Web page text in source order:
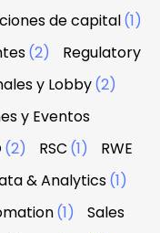
de capital(1)
(2)
Regulatory
y Lobby(2)
y Eventos
(2) RSC (1)
RWE
& Analytics(1)
(1)
Sales